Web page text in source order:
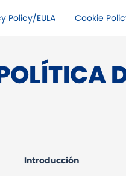
Policy/EULA Cookie
Introducción